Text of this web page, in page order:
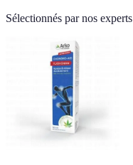
Sélectionnés par nos experts